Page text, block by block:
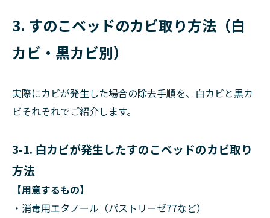
3. すのこベッドのカビ取り方法（白
カビ・黒カビ別）
実際にカビが発生した場合の除去手順を、白カビと黒カ
ビそれぞれでご紹介します。
3-1. 白カビが発生したすのこベッドのカビ取り
方法
【用意するもの】
・消毒用エタノール（パストリーゼ77など）